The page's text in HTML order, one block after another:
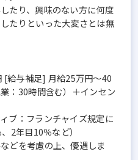
たり、興味のない方に何度
たりといった大変さとは無
[給与補足] 月給25万円～40
：30時間含む）＋インセン
ィブ：フランチャイズ規定に
2年目10％など）
どを考慮の上、優遇しま